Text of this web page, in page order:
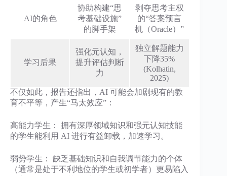
AI的角色
协助构建“思
考基础设施”
的脚手架
剥夺思考主权
的“答案预言
机（Oracle）”
学习后果
强化元认知，
提升评估判断
力
独立解题能力
下降35%
(Kolhatin,
2025)
不仅如此，报告还指出，AI 可能会加剧现有的教
育不平等，产生“马太效应”：
高能力学生： 拥有深厚领域知识和强元认知技能
的学生能利用 AI 进行有益卸载，加速学习。
弱势学生： 缺乏基础知识和自我调节能力的个体
（通常是处于不利地位的学生或初学者）更易陷入